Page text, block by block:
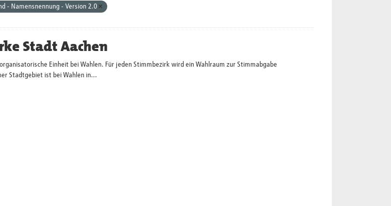
- Namensnennung - Version 2.0
Stadt Aachen
Einheit bei Wahlen. Für jeden Stimmbezirk wird ein Wahlraum zur Stimmabgabe
Stadtgebiet ist bei Wahlen in...